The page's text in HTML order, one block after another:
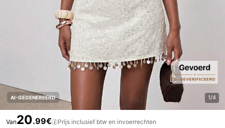
AI-GEGENEREERD 1/4
Van20.99€ Prijs inclusief btw en invoerrechten